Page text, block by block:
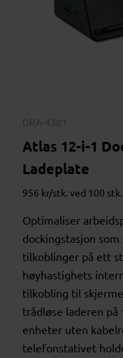
DRA-4381
Atlas 12-i-1
Ladeplate
956 kr/stk. ved 100 stk.
Optimaliser
dockingstasjon
tilkoblinger på ett
høyhastighets
tilkobling til
trådløse laderen på
enheter uten
telefonstativet